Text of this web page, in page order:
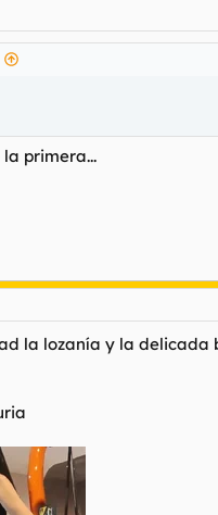
primera...
la lozanía y la delicada